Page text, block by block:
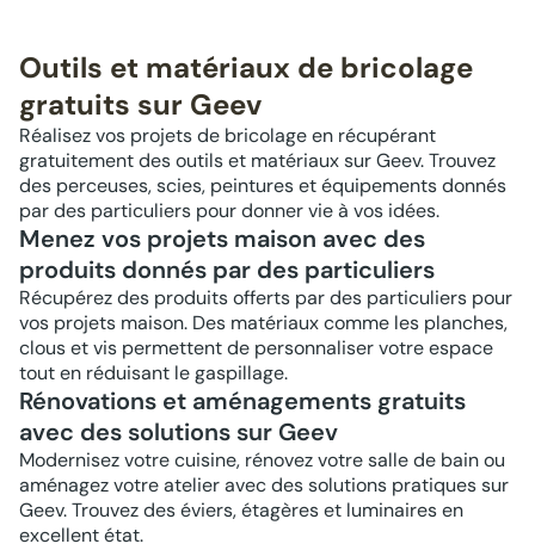
Outils et matériaux de bricolage
gratuits sur Geev
Réalisez vos projets de bricolage en récupérant
gratuitement des outils et matériaux sur Geev. Trouvez
des perceuses, scies, peintures et équipements donnés
par des particuliers pour donner vie à vos idées.
Menez vos projets maison avec des
produits donnés par des particuliers
Récupérez des produits offerts par des particuliers pour
vos projets maison. Des matériaux comme les planches,
clous et vis permettent de personnaliser votre espace
tout en réduisant le gaspillage.
Rénovations et aménagements gratuits
avec des solutions sur Geev
Modernisez votre cuisine, rénovez votre salle de bain ou
aménagez votre atelier avec des solutions pratiques sur
Geev. Trouvez des éviers, étagères et luminaires en
excellent état.